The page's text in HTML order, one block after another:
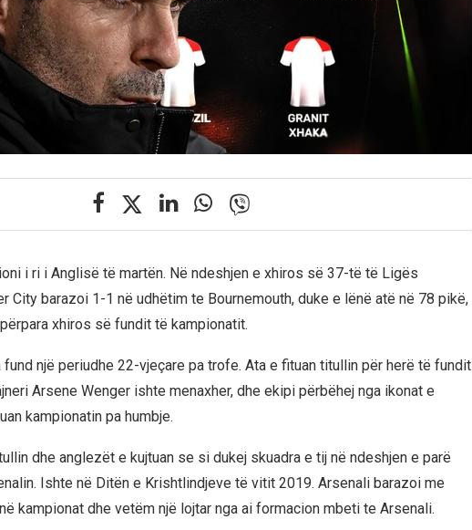
i ri i Anglisë të martën. Në ndeshjen e xhiros së 37-të të Ligës
City barazoi 1-1 në udhëtim te Bournemouth, duke e lënë atë në 78 pikë,
xhiros së fundit të kampionatit.
fund një periudhe 22-vjeçare pa trofe. Ata e fituan titullin për herë të fundit
Arsene Wenger ishte menaxher, dhe ekipi përbëhej nga ikonat e
kampionatin pa humbje.
dhe anglezët e kujtuan se si dukej skuadra e tij në ndeshjen e parë
Ishte në Ditën e Krishtlindjeve të vitit 2019. Arsenali barazoi me
kampionat dhe vetëm një lojtar nga ai formacion mbeti te Arsenali.